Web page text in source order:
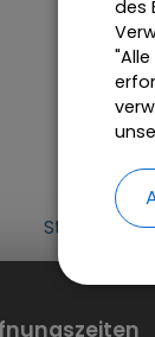
Stadt
des